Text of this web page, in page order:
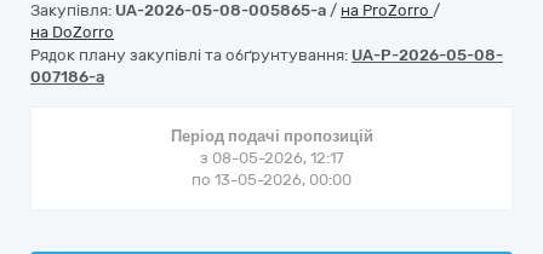
Закупівля: UA-2026-05-08-005865-a / на ProZorro /
на DoZorro
Рядок плану закупівлі та обґрунтування: UA-P-2026-05-08-
007186-a
Період подачі пропозицій
з 08-05-2026, 12:17
по 13-05-2026, 00:00